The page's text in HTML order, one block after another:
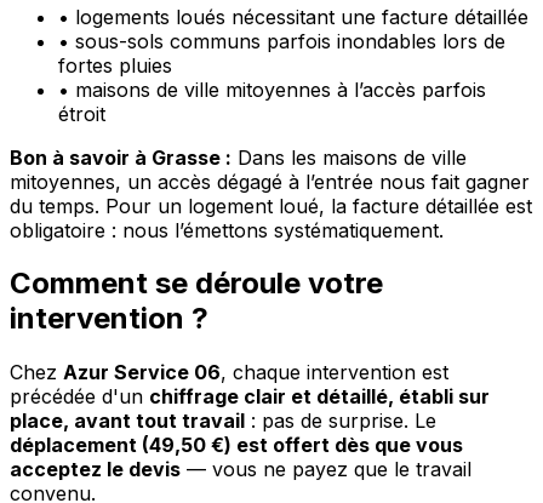
• logements loués nécessitant une facture détaillée
• sous-sols communs parfois inondables lors de
fortes pluies
• maisons de ville mitoyennes à l’accès parfois
étroit
Bon à savoir à Grasse : Dans les maisons de ville
mitoyennes, un accès dégagé à l’entrée nous fait gagner
du temps. Pour un logement loué, la facture détaillée est
obligatoire : nous l’émettons systématiquement.
Comment se déroule votre
intervention ?
Chez Azur Service 06, chaque intervention est
précédée d'un chiffrage clair et détaillé, établi sur
place, avant tout travail : pas de surprise. Le
déplacement (49,50 €) est offert dès que vous
acceptez le devis — vous ne payez que le travail
convenu.